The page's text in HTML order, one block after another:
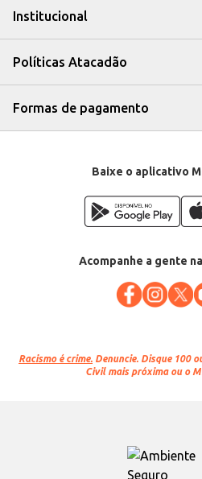
Institucional
Políticas Atacadão
Formas de pagamento
Baixe o aplicativo
Acompanhe a gente
Racismo é crime. Denuncie. Disque 100
Civil mais próxima ou o